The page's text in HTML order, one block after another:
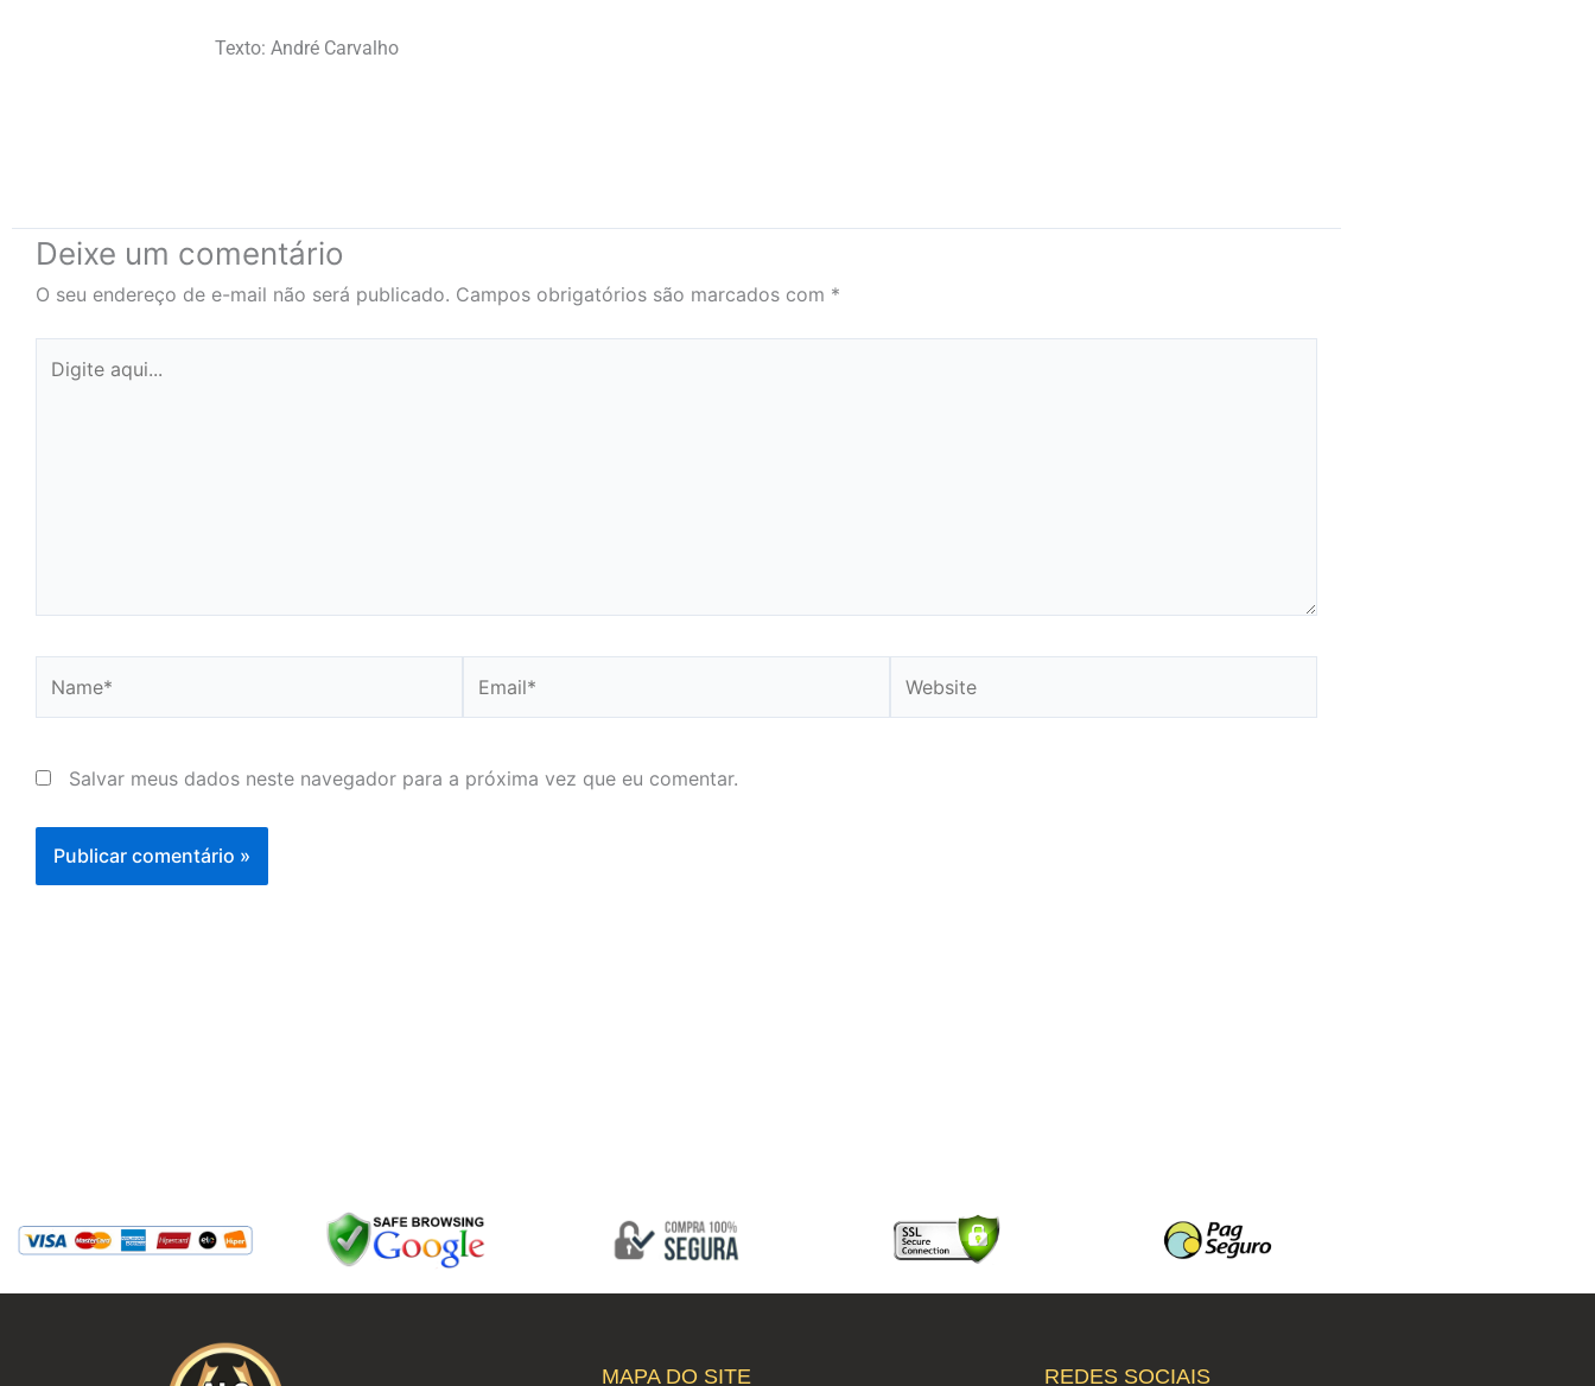
Texto: André Carvalho
Deixe um comentário
O seu endereço de e-mail não será publicado. Campos obrigatórios são marcados com *
aqui...
Salvar meus dados neste navegador para a próxima vez que eu comentar.
MAPA DO SITE REDES SOCIAIS